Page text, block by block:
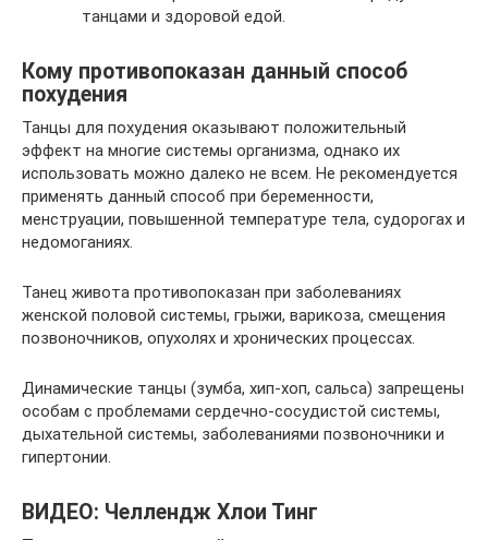
танцами и здоровой едой.
Кому противопоказан данный способ
похудения
Танцы для похудения оказывают положительный
эффект на многие системы организма, однако их
использовать можно далеко не всем. Не рекомендуется
применять данный способ при беременности,
менструации, повышенной температуре тела, судорогах и
недомоганиях.
Танец живота противопоказан при заболеваниях
женской половой системы, грыжи, варикоза, смещения
позвоночников, опухолях и хронических процессах.
Динамические танцы (зумба, хип-хоп, сальса) запрещены
особам с проблемами сердечно-сосудистой системы,
дыхательной системы, заболеваниями позвоночники и
гипертонии.
ВИДЕО: Челлендж Хлои Тинг